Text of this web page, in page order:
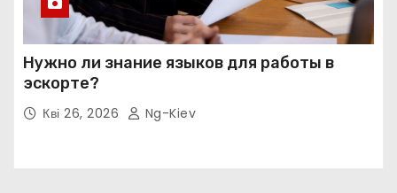
Нужно ли знание языков для работы в
эскорте?
Кві 26, 2026 Ng-Kiev